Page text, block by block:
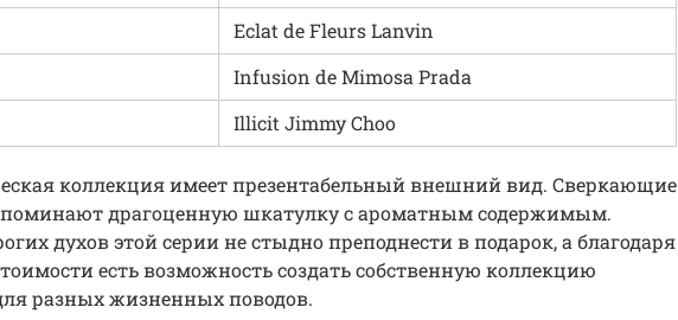
Eclat de Fleurs Lanvin
Infusion de Mimosa Prada
Illicit Jimmy Choo
коллекция имеет презентабельный внешний вид. Сверкающие
драгоценную шкатулку с ароматным содержимым.
духов этой серии не стыдно преподнести в подарок, а благодаря
есть возможность создать собственную коллекцию
разных жизненных поводов.